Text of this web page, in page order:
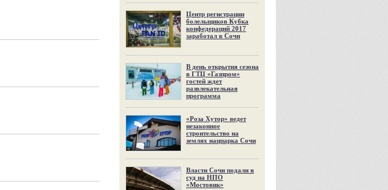
Центр регистрации
болельщиков Кубка
конфедераций 2017
заработал в Сочи
В день открытия сезона
в ГТЦ «Газпром»
гостей ждет
развлекательная
программа
«Роза Хутор» ведет
незаконное
строительство на
землях нацпарка Сочи
Власти Сочи подали в
суд на НПО
«Мостовик»